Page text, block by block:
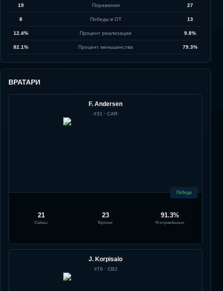
19 Поражения 27
8 Победы в ОТ 13
12.4% Процент реализации 9.8%
82.1% Процент меньшинства 79.3%
ВРАТАРИ
F. Andersen
#31 · CAR
Победа
21
Сейвы
23
Броски
91.3%
% отражённых
J. Korpisalo
#70 · CBJ